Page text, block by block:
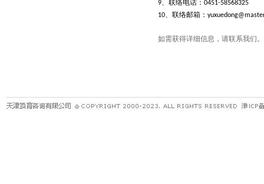
9、联络电话： 0451-58568325
10、联络邮箱：
如需获得详细信息，请联系我们。